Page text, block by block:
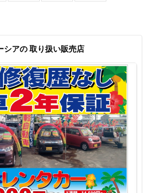
シアの 取り扱い販売店